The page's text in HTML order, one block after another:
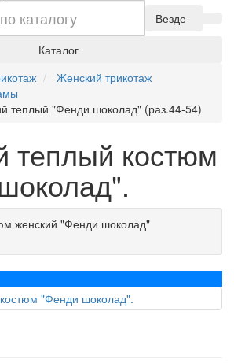
Везде
Каталог
Женский трикотаж
теплый "Фенди шоколад" (раз.44-54)
теплый костюм
женский "Фенди шоколад"